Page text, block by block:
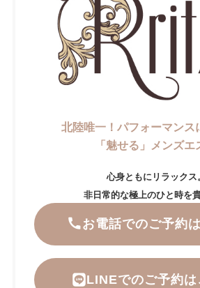
北陸唯一！パフォーマンス
「魅せる」メンズエ
心身ともにリラックス。
非日常的な極上のひと時を
お電話でのご予約
LINEでのご予約は